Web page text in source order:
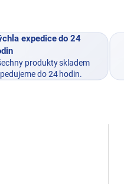
expedice do 24
produkty skladem
do 24 hodin.